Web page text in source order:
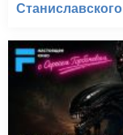
Станиславского